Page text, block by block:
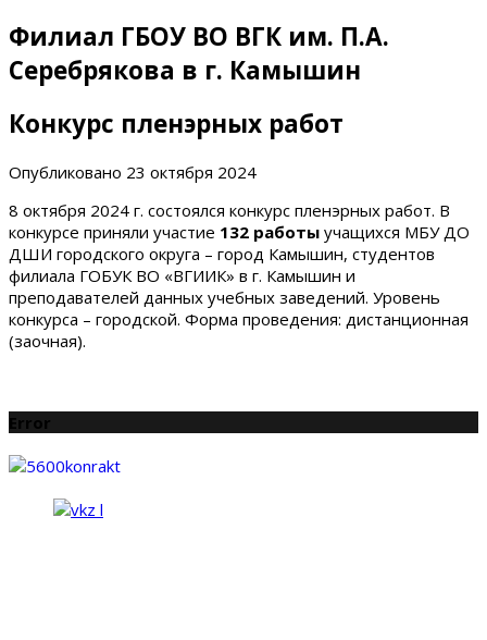
Филиал ГБОУ ВО ВГК им. П.А.
Серебрякова в г. Камышин
Конкурс пленэрных работ
Опубликовано 23 октября 2024
8 октября 2024 г. состоялся конкурс пленэрных работ. В
конкурсе приняли участие 132 работы учащихся МБУ ДО
ДШИ городского округа – город Камышин, студентов
филиала ГОБУК ВО «ВГИИК» в г. Камышин и
преподавателей данных учебных заведений. Уровень
конкурса – городской. Форма проведения: дистанционная
(заочная).
Error